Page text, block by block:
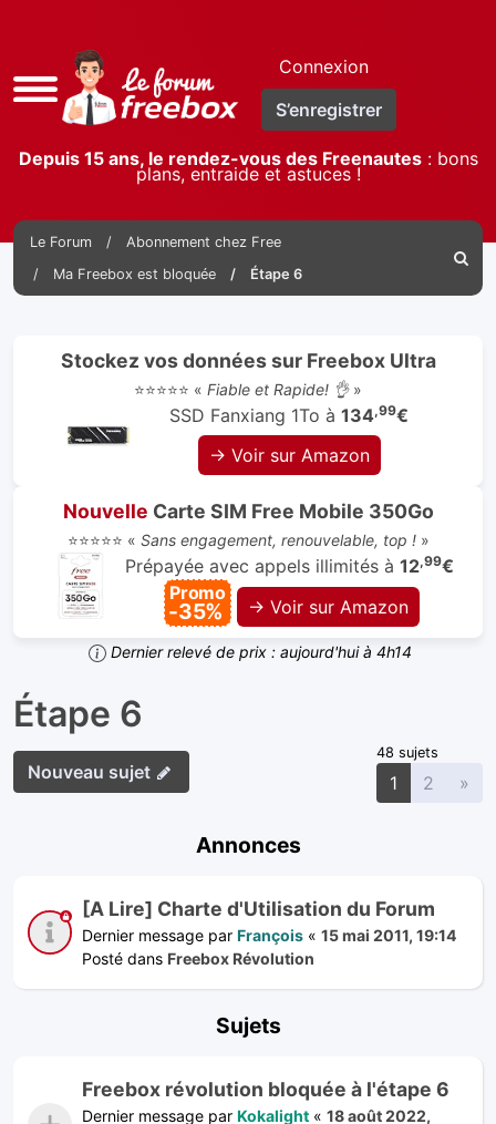
Accès
rapide
Connexion
S’enregistrer
Depuis 15 ans, le rendez-vous des Freenautes: bons
plans, entraide et astuces !
Le Forum
Abonnement chez Free
Ma Freebox est bloquée
Étape 6
Stockez vos données sur Freebox Ultra
⭐⭐⭐⭐⭐ « Fiable et Rapide! 👌»
SSD Fanxiang 1To à 134,99€
→ Voir sur Amazon
Nouvelle Carte SIM Free Mobile 350Go
⭐⭐⭐⭐⭐ « Sans engagement, renouvelable, top !»
Prépayée avec appels illimités à 12,99€
Promo
-35% → Voir sur Amazon
Dernier relevé de prix : aujourd'hui à 4h14
Étape 6
Nouveau sujet
48 sujets
1 2 »
Annonces
[A Lire] Charte d'Utilisation du Forum
Dernier message par François « 15 mai 2011, 19:14
Posté dans Freebox Révolution
Sujets
Freebox révolution bloquée à l'étape 6
Dernier message par Kokalight « 18 août 2022,